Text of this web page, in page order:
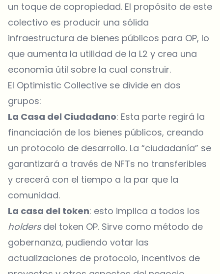
un toque de copropiedad. El propósito de este
colectivo es producir una sólida
infraestructura de bienes públicos para OP, lo
que aumenta la utilidad de la L2 y crea una
economía útil sobre la cual construir.
El Optimistic Collective se divide en dos
grupos:
La Casa del Ciudadano: Esta parte regirá la
financiación de los bienes públicos, creando
un protocolo de desarrollo. La “ciudadanía” se
garantizará a través de NFTs no transferibles
y crecerá con el tiempo a la par que la
comunidad.
La casa del token: esto implica a todos los
holdersdel token OP. Sirve como método de
gobernanza, pudiendo votar las
actualizaciones de protocolo, incentivos de